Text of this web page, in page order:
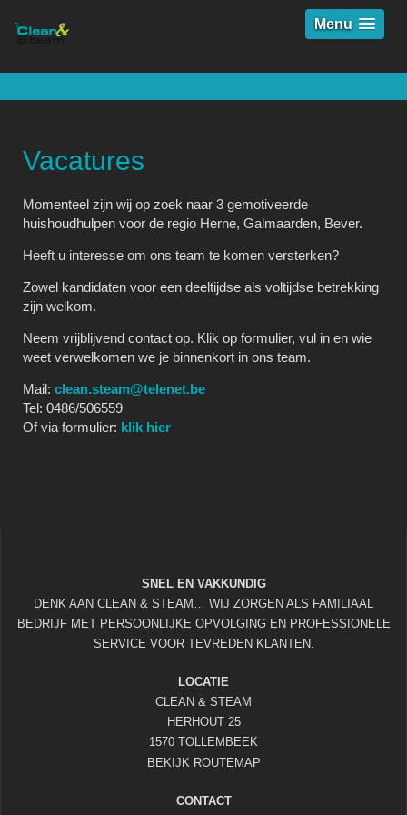
Menu
Vacatures
Momenteel zijn wij op zoek naar 3 gemotiveerde
huishoudhulpen voor de regio Herne, Galmaarden, Bever.
Heeft u interesse om ons team te komen versterken?
Zowel kandidaten voor een deeltijdse als voltijdse betrekking
zijn welkom.
Neem vrijblijvend contact op. Klik op formulier, vul in en wie
weet verwelkomen we je binnenkort in ons team.
Mail: clean.steam@telenet.be
Tel: 0486/506559
Of via formulier: klik hier
SNEL EN VAKKUNDIG
DENK AAN CLEAN & STEAM… WIJ ZORGEN ALS FAMILIAAL
BEDRIJF MET PERSOONLIJKE OPVOLGING EN PROFESSIONELE
SERVICE VOOR TEVREDEN KLANTEN.
LOCATIE
CLEAN & STEAM
HERHOUT 25
1570 TOLLEMBEEK
BEKIJK ROUTEMAP
CONTACT